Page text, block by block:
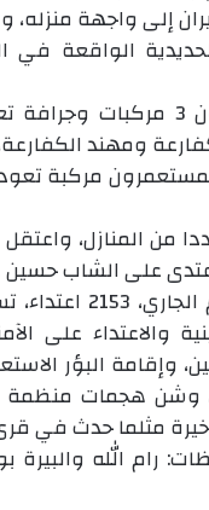
الواقعة
وفي قرية رمون، أحرق
مركبة
من المنازل،
والاعتداء على
وإقامة البؤر
وشن هجمات